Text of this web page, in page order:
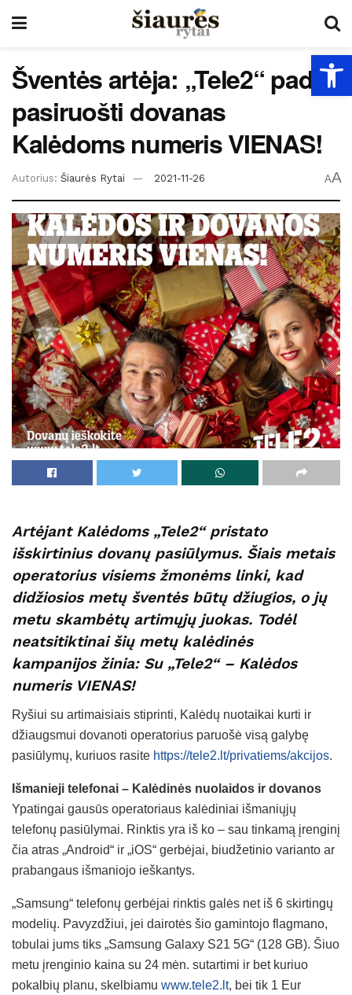
Šventės artėja: „Tele2“ padės
pasiruošti dovanas
Kalėdoms numeris VIENAS!
Autorius: Šiaurės Rytai 2021-11-26 AA
Artėjant Kalėdoms „Tele2“ pristato
išskirtinius dovanų pasiūlymus. Šiais metais
operatorius visiems žmonėms linki, kad
didžiosios metų šventės būtų džiugios, o jų
metu skambėtų artimųjų juokas. Todėl
neatsitiktinai šių metų kalėdinės
kampanijos žinia: Su „Tele2“ – Kalėdos
numeris VIENAS!
Ryšiui su artimaisiais stiprinti, Kalėdų nuotaikai kurti ir
džiaugsmui dovanoti operatorius paruošė visą galybę
pasiūlymų, kuriuos rasite https://tele2.lt/privatiems/akcijos.
Išmanieji telefonai – Kalėdinės nuolaidos ir dovanos
Ypatingai gausūs operatoriaus kalėdiniai išmaniųjų
telefonų pasiūlymai. Rinktis yra iš ko – sau tinkamą įrenginį
čia atras „Android“ ir „iOS“ gerbėjai, biudžetinio varianto ar
prabangaus išmaniojo ieškantys.
„Samsung“ telefonų gerbėjai rinktis galės net iš 6 skirtingų
modelių. Pavyzdžiui, jei dairotės šio gamintojo flagmano,
tobulai jums tiks „Samsung Galaxy S21 5G“ (128 GB). Šiuo
metu įrenginio kaina su 24 mėn. sutartimi ir bet kuriuo
pokalbių planu, skelbiamu www.tele2.lt, bei tik 1 Eur